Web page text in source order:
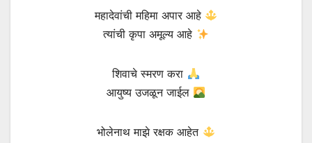
महादेवांची महिमा अपार आहे
त्यांची कृपा अमूल्य आहे
शिवाचे स्मरण करा
आयुष्य उजळून जाईल
भोलेनाथ माझे रक्षक आहेत